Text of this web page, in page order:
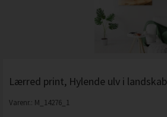
Lærred print, Hylende ulv i landskab
Varenr.: M_14276_1